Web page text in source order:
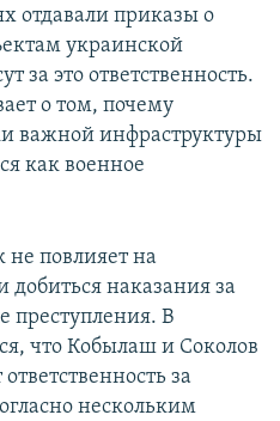
отдавали приказы о
украинской
за это ответственность.
о том, почему
важной инфраструктуры
как военное
не повлияет на
добиться наказания за
преступления. В
что Кобылаш и Соколов
за
нескольким